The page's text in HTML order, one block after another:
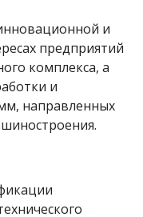
и
предприятий
комплекса, а
и
направленных